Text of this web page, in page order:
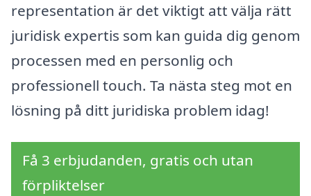
representation är det viktigt att välja rätt
juridisk expertis som kan guida dig genom
processen med en personlig och
professionell touch. Ta nästa steg mot en
lösning på ditt juridiska problem idag!
Få 3 erbjudanden, gratis och utan
förpliktelser